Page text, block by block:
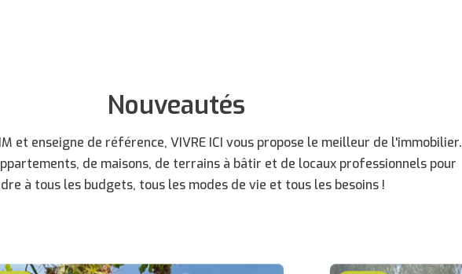
Nouveautés
et enseigne de référence, VIVRE ICI vous propose le meilleur de l'immobilier.
de maisons, de terrains à bâtir et de locaux professionnels pour
à tous les budgets, tous les modes de vie et tous les besoins !